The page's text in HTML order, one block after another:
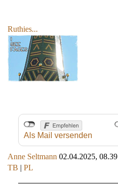
Ruthies...
Als Mail versenden
Anne Seltmann 02.04.2025, 08.39
TB | PL